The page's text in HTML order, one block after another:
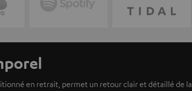
en retrait, permet un retour clair et détaillé de la